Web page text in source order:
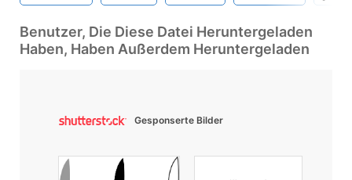
Benutzer, Die Diese Datei Heruntergeladen
Haben, Haben Außerdem Heruntergeladen
Gesponserte Bilder